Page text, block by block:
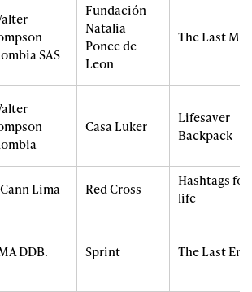
SAS
Fundación
Natalia
Ponce de
Leon
The Last
Casa Luker
Lifesaver
Backpack
Lima Red Cross
Hashtags for
life
DDB. Sprint The Last